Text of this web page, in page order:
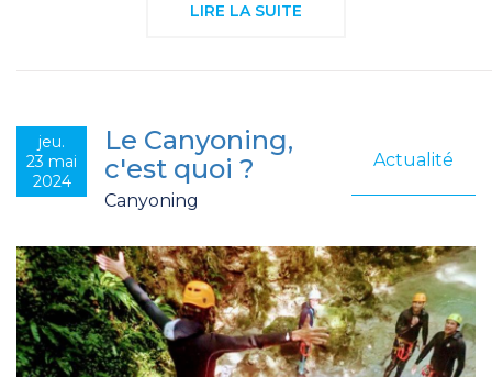
LIRE LA SUITE
jeu.
23 mai
2024
Actualité
Le Canyoning,
c'est quoi ?
Canyoning